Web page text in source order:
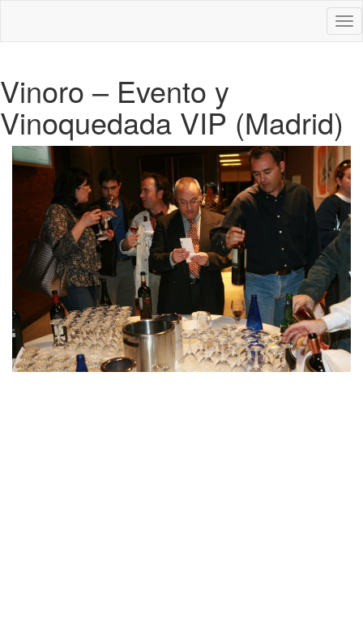
Vinoro – Evento y
Vinoquedada VIP (Madrid)